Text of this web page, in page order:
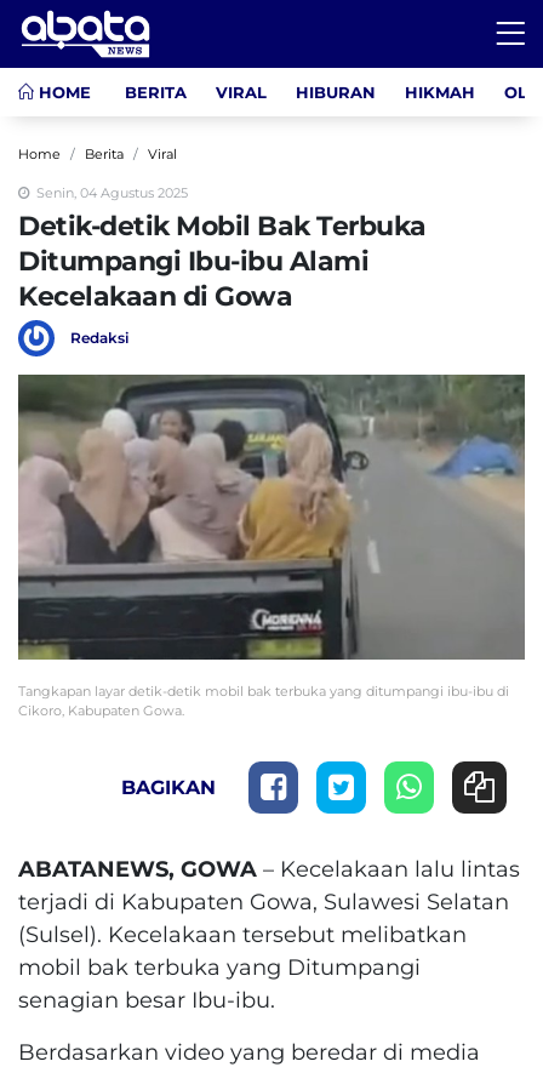
HOME BERITA VIRAL HIBURAN HIKMAH
Home Berita Viral
Senin, 04 Agustus 2025
Detik-detik Mobil Bak Terbuka
Ditumpangi Ibu-ibu Alami
Kecelakaan di Gowa
Redaksi
Tangkapan layar detik-detik mobil bak terbuka yang ditumpangi ibu-ibu di
Cikoro, Kabupaten Gowa.
BAGIKAN
ABATANEWS, GOWA – Kecelakaan lalu lintas
terjadi di Kabupaten Gowa, Sulawesi Selatan
(Sulsel). Kecelakaan tersebut melibatkan
mobil bak terbuka yang Ditumpangi
senagian besar Ibu-ibu.
Berdasarkan video yang beredar di media